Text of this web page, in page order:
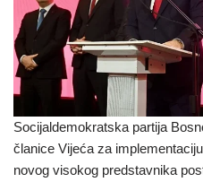
Socijaldemokratska partija
članice Vijeća za
novog visokog predstavnika